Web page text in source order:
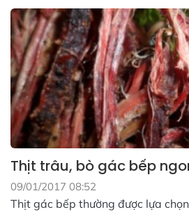
Thịt trâu, bò gác bếp
09/01/2017 08:52
Thịt gác bếp thường được lựa